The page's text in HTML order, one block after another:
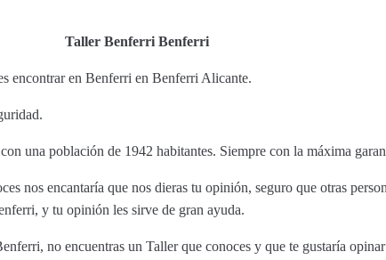
Taller Benferri Benferri
encontrar en Benferri en Benferri Alicante.
una población de 1942 habitantes. Siempre con la máxima
nos encantaría que nos dieras tu opinión, seguro que otras
y tu opinión les sirve de gran ayuda.
no encuentras un Taller que conoces y que te gustaría